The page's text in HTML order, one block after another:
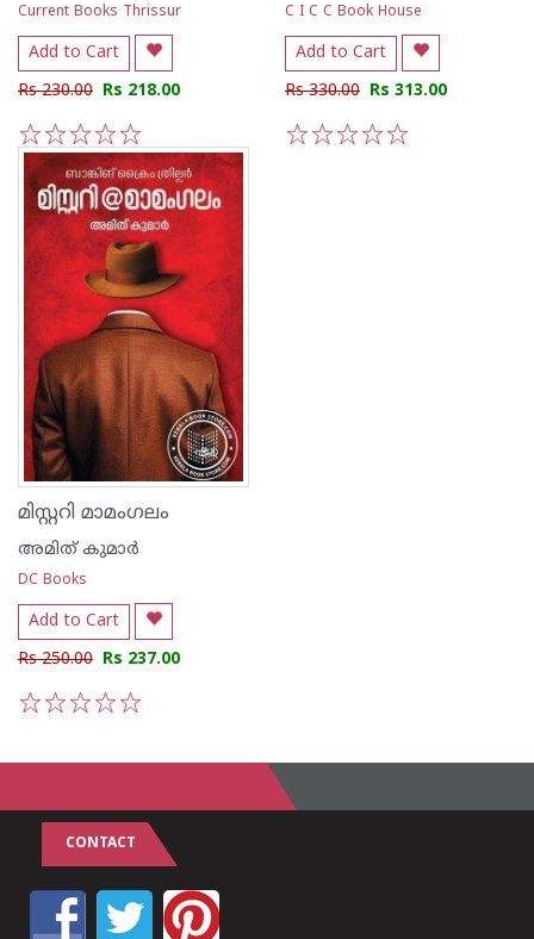
Current Books Thrissur
Add to Cart
Rs 230.00 Rs 218.00
5
4
3
2
1
C I C C Book House
Add to Cart
Rs 330.00 Rs 313.00
മിസ്റ്ററി മാമംഗലം
അമിത് കുമാര്‍
DC Books
Add to Cart
Rs 250.00 Rs 237.00
CONTACT